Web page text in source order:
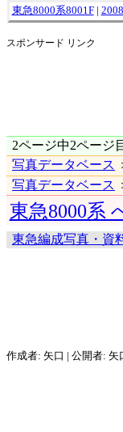
東急8000系8001F|
スポンサード リンク
2ページ中2ページ
写真データベース
写真データベース
東急8000系
東急編成写真・資
作成者: 矢口 | 公開者: 矢